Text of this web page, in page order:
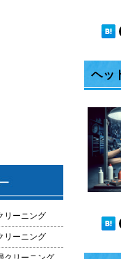
ヘッ
取れな
おすす
料金相
トバッ
2026年
リーニング
リーニング